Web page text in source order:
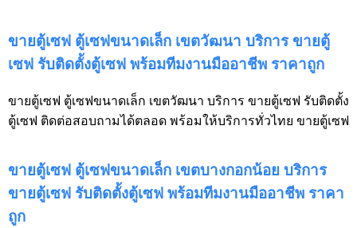
ขายตู้เซฟ ตู้เซฟขนาดเล็ก เขตวัฒนา บริการ ขายตู้
เซฟ รับติดตั้งตู้เซฟ พร้อมทีมงานมืออาชีพ ราคาถูก
ขายตู้เซฟ ตู้เซฟขนาดเล็ก เขตวัฒนา บริการ ขายตู้เซฟ รับติดตั้ง
ตู้เซฟ ติดต่อสอบถามได้ตลอด พร้อมให้บริการทั่วไทย ขายตู้เซฟ
ขายตู้เซฟ ตู้เซฟขนาดเล็ก เขตบางกอกน้อย บริการ
ขายตู้เซฟ รับติดตั้งตู้เซฟ พร้อมทีมงานมืออาชีพ ราคา
ถูก